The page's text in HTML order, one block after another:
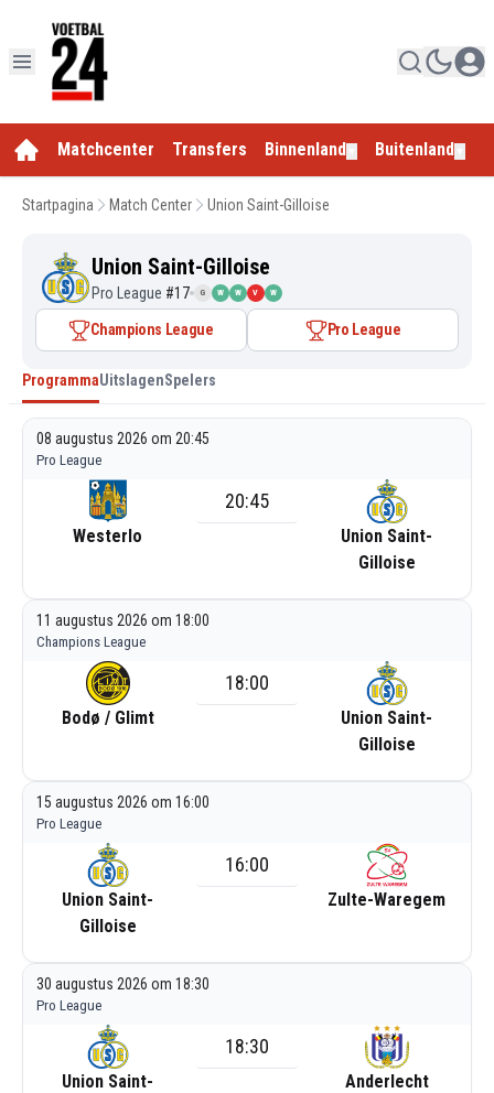
Matchcenter Transfers Binnenland Buitenland
Startpagina Match Center Union Saint-Gilloise
Union Saint-Gilloise
Pro League #17 G W W V W
Champions League Pro League
ProgrammaUitslagenSpelers
08 augustus 2026 om 20:45
Pro League
Westerlo
20:45
Union Saint-
Gilloise
11 augustus 2026 om 18:00
Champions League
Bodø / Glimt
18:00
Union Saint-
Gilloise
15 augustus 2026 om 16:00
Pro League
Union Saint-
Gilloise
16:00
Zulte-Waregem
30 augustus 2026 om 18:30
Pro League
Union Saint-
18:30
Anderlecht